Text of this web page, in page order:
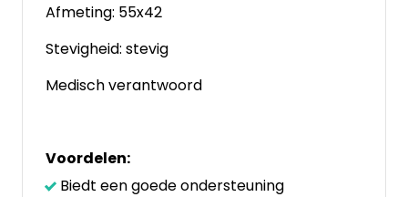
Afmeting: 55x42
Stevigheid: stevig
Medisch verantwoord
Voordelen:
Biedt een goede ondersteuning